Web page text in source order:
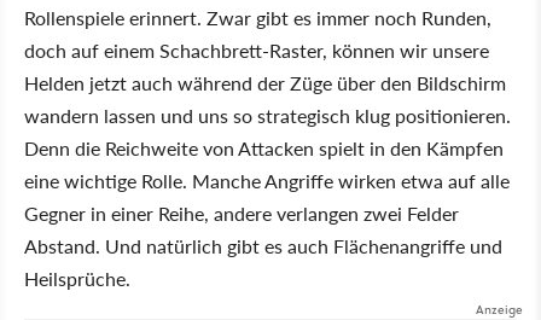
Rollenspiele erinnert. Zwar gibt es immer noch Runden,
doch auf einem Schachbrett-Raster, können wir unsere
Helden jetzt auch während der Züge über den Bildschirm
wandern lassen und uns so strategisch klug positionieren.
Denn die Reichweite von Attacken spielt in den Kämpfen
eine wichtige Rolle. Manche Angriffe wirken etwa auf alle
Gegner in einer Reihe, andere verlangen zwei Felder
Abstand. Und natürlich gibt es auch Flächenangriffe und
Heilsprüche.